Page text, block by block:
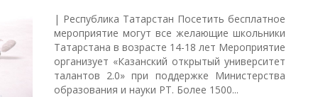
| Республика Татарстан Посетить бесплатное
мероприятие могут все желающие школьники
Татарстана в возрасте 14-18 лет Мероприятие
организует «Казанский открытый университет
талантов 2.0» при поддержке Министерства
образования и науки РТ. Более 1500...